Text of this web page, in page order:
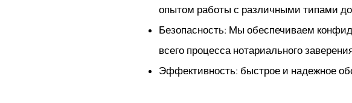
опытом работы с различными типами
Безопасность: Мы обеспечиваем
всего процесса нотариального
Эффективность: быстрое и надежное